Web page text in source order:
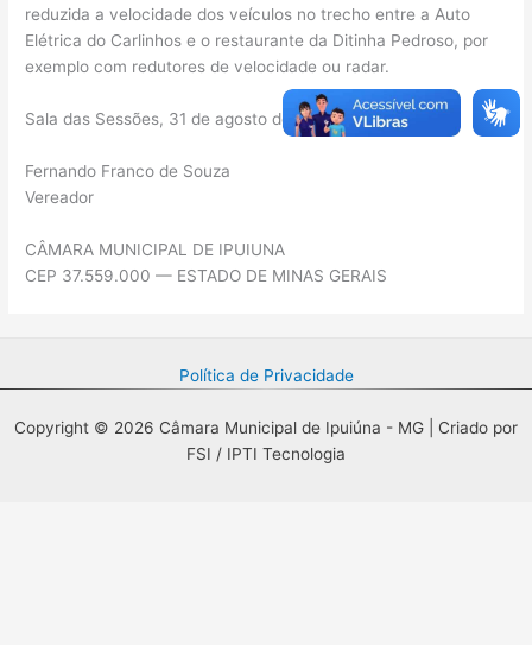
reduzida a velocidade dos veículos no trecho entre a Auto
Elétrica do Carlinhos e o restaurante da Ditinha Pedroso, por
exemplo com redutores de velocidade ou radar.
Sala das Sessões, 31 de agosto de 2009.
Fernando Franco de Souza
Vereador
CÂMARA MUNICIPAL DE IPUIUNA
CEP 37.559.000 — ESTADO DE MINAS GERAIS
Política de Privacidade
Copyright © 2026 Câmara Municipal de Ipuiúna - MG | Criado por
FSI / IPTI Tecnologia